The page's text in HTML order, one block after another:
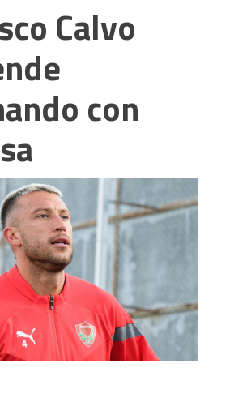
Calvo
con